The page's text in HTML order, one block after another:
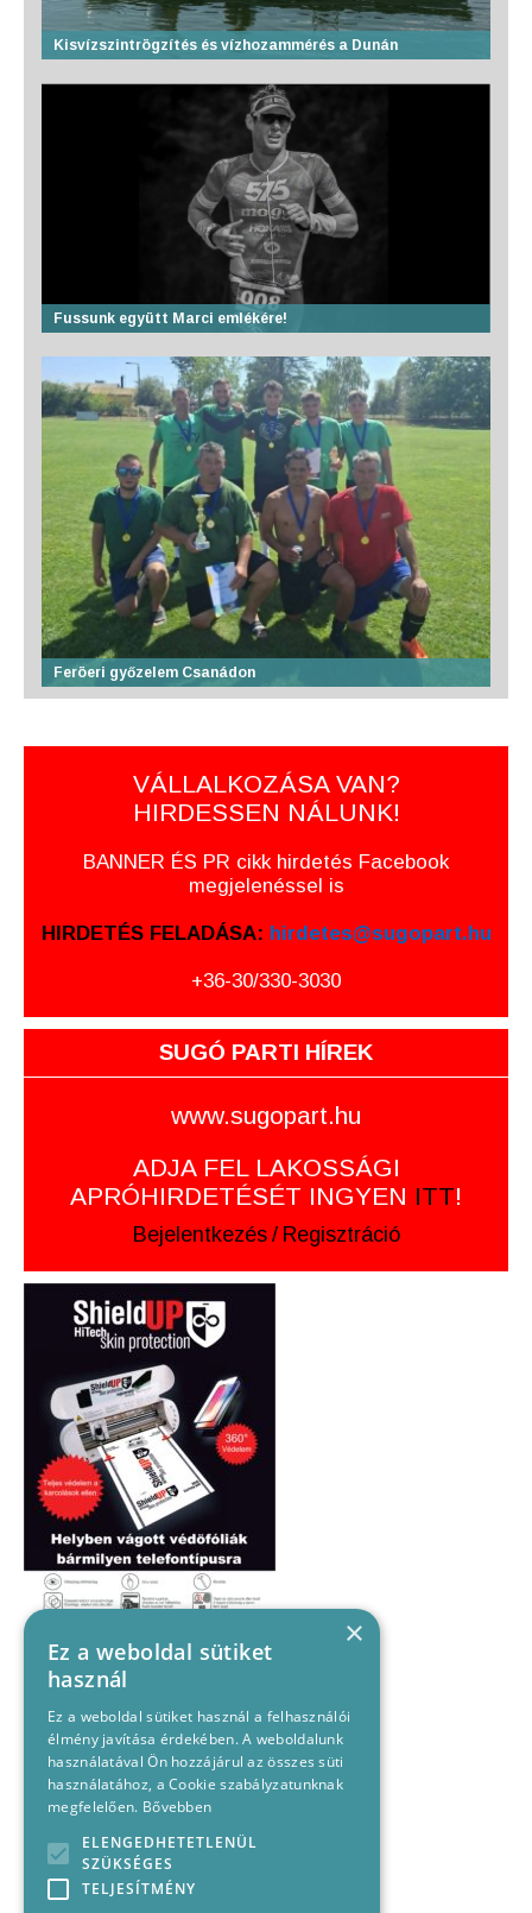
Kisvízszintrögzítés és vízhozammérés a Dunán
Fussunk együtt Marci emlékére!
Feröeri győzelem Csanádon
VÁLLALKOZÁSA VAN?
HIRDESSEN NÁLUNK!
BANNER ÉS PR cikk hirdetés Facebook
megjelenéssel is
HIRDETÉS FELADÁSA: hirdetes@sugopart.hu
+36-30/330-3030
SUGÓ PARTI HÍREK
www.sugopart.hu
ADJA FEL LAKOSSÁGI
APRÓHIRDETÉSÉT INGYEN ITT!
Bejelentkezés / Regisztráció
×
Ez a weboldal sütiket
használ
Ez a weboldal sütiket használ a felhasználói
élmény javítása érdekében. A weboldalunk
használatával Ön hozzájárul az összes süti
használatához, a Cookie szabályzatunknak
megfelelően. Bővebben
ELENGEDHETETLENÜL
SZÜKSÉGES
TELJESÍTMÉNY